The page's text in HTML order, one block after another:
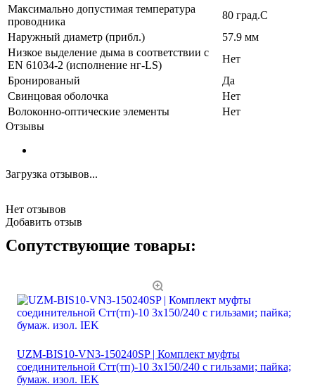
Максимально допустимая температура
проводника
80 град.C
Наружный диаметр (прибл.)
57.9 мм
Низкое выделение дыма в соответствии с
EN 61034-2 (исполнение нг-LS)
Нет
Бронированый
Да
Свинцовая оболочка
Нет
Волоконно-оптические элементы
Нет
Отзывы
Загрузка отзывов...
Нет отзывов
Добавить отзыв
Сопутствующие товары:
UZM-BIS10-VN3-150240SP | Комплект муфты
соединительной Стт(тп)-10 3х150/240 с гильзами; пайка;
бумаж. изол. IEK